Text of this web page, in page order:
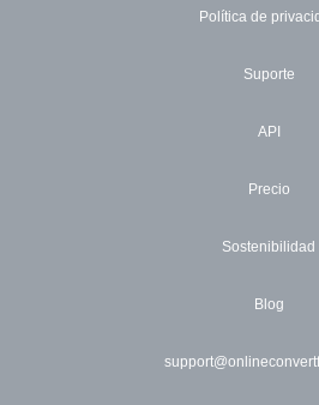
Política de
Suporte
API
Precio
Sostenibilidad
Blog